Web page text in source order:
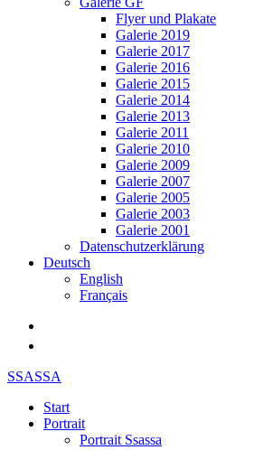
Flyer und Plakate
Galerie 2019
Galerie 2017
Galerie 2016
Galerie 2015
Galerie 2014
Galerie 2013
Galerie 2011
Galerie 2010
Galerie 2009
Galerie 2007
Galerie 2005
Galerie 2003
Galerie 2001
Datenschutzerklärung
Deutsch
English
Français
SSASSA
Start
Portrait
Portrait Ssassa